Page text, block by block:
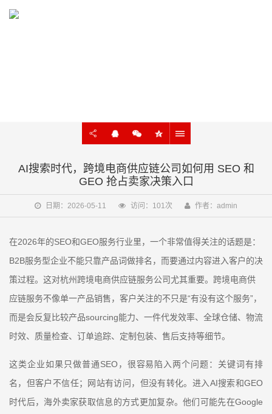
AI搜索时代，跨境电商供应链公司如何用 SEO 和
GEO 抢占卖家决策入口
日期：2026-05-11 访问：101次 作者：admin
在2026年的SEO和GEO服务行业里，一个非常值得关注的话题是：
B2B服务型企业不能只靠产品词做排名，而要通过内容进入客户的决
策过程。这对杭州跨境电商供应链服务公司尤其重要。跨境电商供
应链服务不像单一产品销售，客户关注的不只是“有没有这个服务” ，
而是会反复比较产品sourcing能力、一件代发效率、全球仓储、物流
时效、质量检查、订单追踪、定制包装、售后支持等细节。
这类企业如果只做普通 SEO，很容易陷入两个问题：关键词有排
名，但客户不信任；网站有访问，但没有转化。进入AI搜索和GEO
时代后，海外卖家获取信息的方式更加复杂。他们可能先在Google